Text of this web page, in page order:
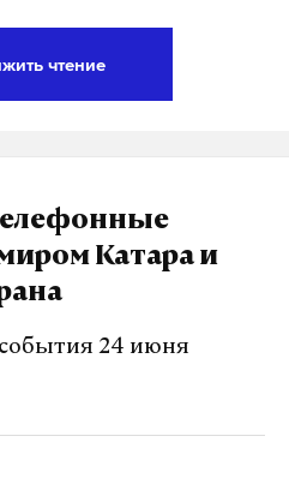
тормозит интернет.
VK
чтение
Катара и
24 июня